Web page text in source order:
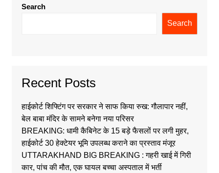
Search
Search
Recent Posts
हाईकोर्ट शिफ्टिंग पर सरकार ने साफ किया रुख: गौलापार नहीं,
बेल बाबा मंदिर के सामने बनेगा नया परिसर
BREAKING: धामी कैबिनेट के 15 बड़े फैसलों पर लगी मुहर,
हाईकोर्ट 30 हेक्टेयर भूमि उपलब्ध कराने का प्रस्ताव मंजूर
UTTARAKHAND BIG BREAKING : गहरी खाई में गिरी
कार, पांच की मौत, एक घायल बच्चा अस्पताल में भर्ती